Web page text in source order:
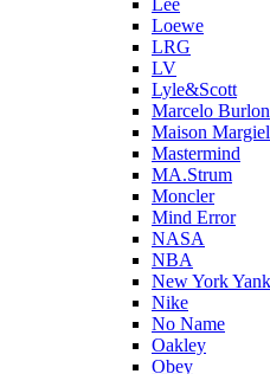
Lee
Loewe
LRG
LV
Lyle&Scott
Marcelo Burlon
Maison
Mastermind
MA.Strum
Moncler
Mind Error
NASA
NBA
New York
Nike
No Name
Oakley
Obey